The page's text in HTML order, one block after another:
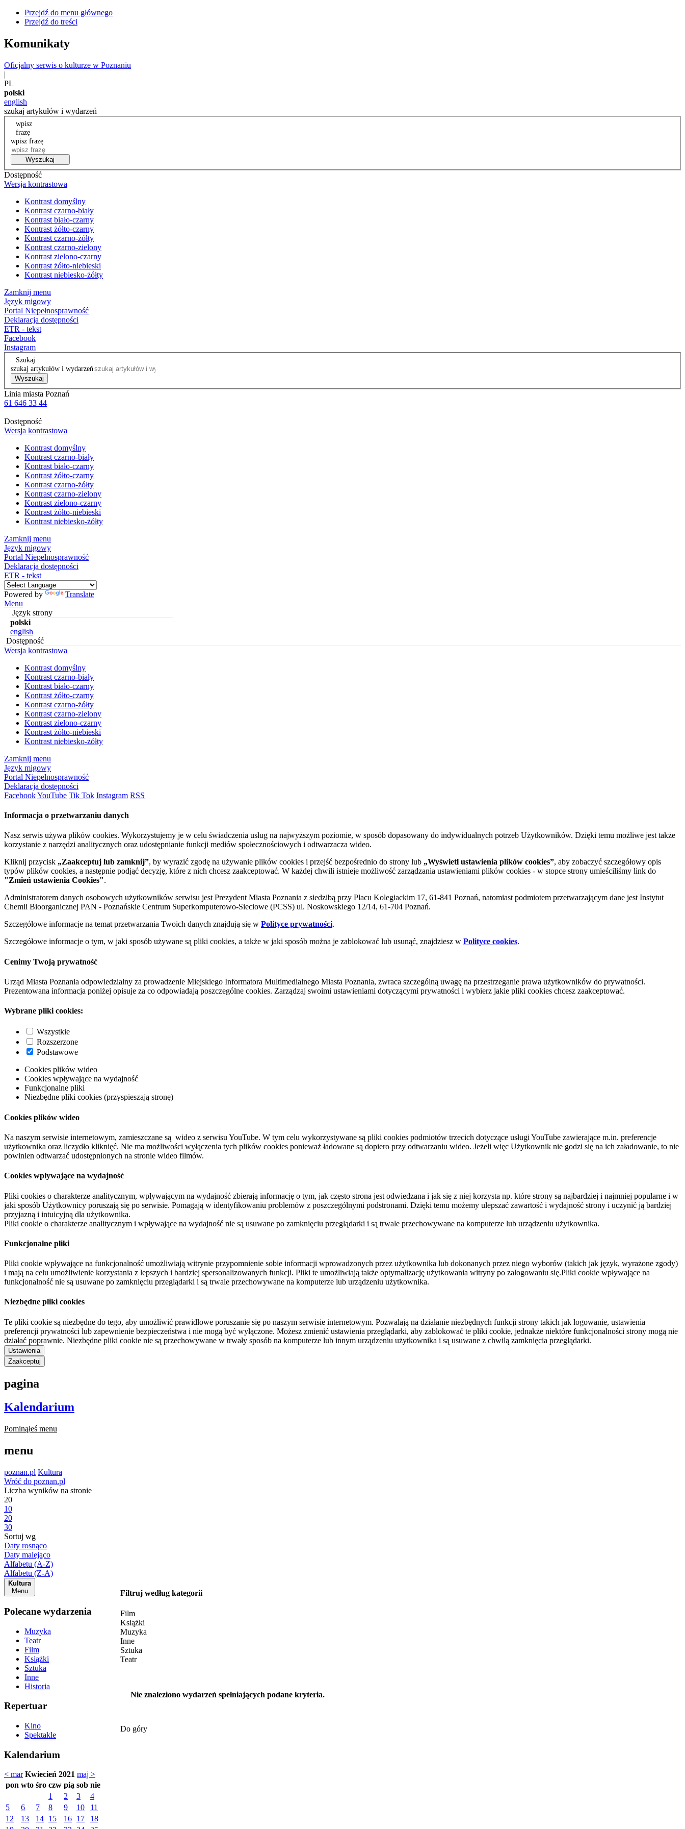
Przejdź do menu głównego
Przejdź do treści
Komunikaty
Oficjalny serwis o kulturze w Poznaniu
|
PL
polski
english
szukaj artykułów i wydarzeń
wpisz
frazę
wpisz frazę
Wyszukaj
Dostępność
Wersja kontrastowa
Kontrast domyślny
Kontrast czarno-biały
Kontrast biało-czarny
Kontrast żółto-czarny
Kontrast czarno-żółty
Kontrast czarno-zielony
Kontrast zielono-czarny
Kontrast żółto-niebieski
Kontrast niebiesko-żółty
Zamknij menu
Język migowy
Portal Niepełnosprawność
Deklaracja dostępności
ETR - tekst
Facebook
Instagram
Szukaj
szukaj artykułów i wydarzeń
Wyszukaj
Linia miasta Poznań
61 646 33 44
Dostępność
Wersja kontrastowa
Kontrast domyślny
Kontrast czarno-biały
Kontrast biało-czarny
Kontrast żółto-czarny
Kontrast czarno-żółty
Kontrast czarno-zielony
Kontrast zielono-czarny
Kontrast żółto-niebieski
Kontrast niebiesko-żółty
Zamknij menu
Język migowy
Portal Niepełnosprawność
Deklaracja dostępności
ETR - tekst
Powered by
Translate
Menu
Język strony
polski
english
Dostępność
Wersja kontrastowa
Kontrast domyślny
Kontrast czarno-biały
Kontrast biało-czarny
Kontrast żółto-czarny
Kontrast czarno-żółty
Kontrast czarno-zielony
Kontrast zielono-czarny
Kontrast żółto-niebieski
Kontrast niebiesko-żółty
Zamknij menu
Język migowy
Portal Niepełnosprawność
Deklaracja dostępności
FacebookYouTube Tik Tok Instagram RSS
Informacja o przetwarzaniu danych
Nasz serwis używa plików cookies. Wykorzystujemy je w celu świadczenia usług na najwyższym poziomie, w sposób dopasowany do indywidualnych potrzeb Użytkowników. Dzięki temu możliwe jest także
korzystanie z narzędzi analitycznych oraz udostępnianie funkcji mediów społecznościowych i odtwarzacza wideo.
Kliknij przycisk „Zaakceptuj lub zamknij”, by wyrazić zgodę na używanie plików cookies i przejść bezpośrednio do strony lub „Wyświetl ustawienia plików cookies”, aby zobaczyć szczegółowy opis
typów plików cookies, a następnie podjąć decyzję, które z nich chcesz zaakceptować. W każdej chwili istnieje możliwość zarządzania ustawieniami plików cookies - w stopce strony umieściliśmy link do
"Zmień ustawienia Cookies".
Administratorem danych osobowych użytkowników serwisu jest Prezydent Miasta Poznania z siedzibą przy Placu Kolegiackim 17, 61-841 Poznań, natomiast podmiotem przetwarzającym dane jest Instytut
Chemii Bioorganicznej PAN - Poznańskie Centrum Superkomputerowo-Sieciowe (PCSS) ul. Noskowskiego 12/14, 61-704 Poznań.
Szczegółowe informacje na temat przetwarzania Twoich danych znajdują się w Polityce prywatności.
Szczegółowe informacje o tym, w jaki sposób używane są pliki cookies, a także w jaki sposób można je zablokować lub usunąć, znajdziesz w Polityce cookies.
Cenimy Twoją prywatność
Urząd Miasta Poznania odpowiedzialny za prowadzenie Miejskiego Informatora Multimedialnego Miasta Poznania, zwraca szczególną uwagę na przestrzeganie prawa użytkowników do prywatności.
Prezentowana informacja poniżej opisuje za co odpowiadają poszczególne cookies. Zarządzaj swoimi ustawieniami dotyczącymi prywatności i wybierz jakie pliki cookies chcesz zaakceptować.
Wybrane pliki cookies:
Wszystkie
Rozszerzone
Podstawowe
Cookies plików wideo
Cookies wpływające na wydajność
Funkcjonalne pliki
Niezbędne pliki cookies (przyspieszają stronę)
Cookies plików wideo
Na naszym serwisie internetowym, zamieszczane są wideo z serwisu YouTube. W tym celu wykorzystywane są pliki cookies podmiotów trzecich dotyczące usługi YouTube zawierające m.in. preferencje
użytkownika oraz liczydło kliknięć. Nie ma możliwości wyłączenia tych plików cookies ponieważ ładowane są dopiero przy odtwarzaniu wideo. Jeżeli więc Użytkownik nie godzi się na ich załadowanie, to nie
powinien odtwarzać udostępnionych na stronie wideo filmów.
Cookies wpływające na wydajność
Pliki cookies o charakterze analitycznym, wpływającym na wydajność zbierają informację o tym, jak często strona jest odwiedzana i jak się z niej korzysta np. które strony są najbardziej i najmniej popularne i w
jaki sposób Użytkownicy poruszają się po serwisie. Pomagają w identyfikowaniu problemów z poszczególnymi podstronami. Dzięki temu możemy ulepszać zawartość i wydajność strony i uczynić ją bardziej
przyjazną i intuicyjną dla użytkownika.
Pliki cookie o charakterze analitycznym i wpływające na wydajność nie są usuwane po zamknięciu przeglądarki i są trwale przechowywane na komputerze lub urządzeniu użytkownika.
Funkcjonalne pliki
Pliki cookie wpływające na funkcjonalność umożliwiają witrynie przypomnienie sobie informacji wprowadzonych przez użytkownika lub dokonanych przez niego wyborów (takich jak język, wyrażone zgody)
i mają na celu umożliwienie korzystania z lepszych i bardziej spersonalizowanych funkcji. Pliki te umożliwiają także optymalizację użytkowania witryny po zalogowaniu się.Pliki cookie wpływające na
funkcjonalność nie są usuwane po zamknięciu przeglądarki i są trwale przechowywane na komputerze lub urządzeniu użytkownika.
Niezbędne pliki cookies
Te pliki cookie są niezbędne do tego, aby umożliwić prawidłowe poruszanie się po naszym serwisie internetowym. Pozwalają na działanie niezbędnych funkcji strony takich jak logowanie, ustawienia
preferencji prywatności lub zapewnienie bezpieczeństwa i nie mogą być wyłączone. Możesz zmienić ustawienia przeglądarki, aby zablokować te pliki cookie, jednakże niektóre funkcjonalności strony mogą nie
działać poprawnie. Niezbędne pliki cookie nie są przechowywane w trwały sposób na komputerze lub innym urządzeniu użytkownika i są usuwane z chwilą zamknięcia przeglądarki.
Ustawienia
Zaakceptuj
pagina
Kalendarium
Pominąłeś menu
menu
poznan.pl Kultura
Wróć do poznan.pl
Liczba wyników na stronie
20
10
20
30
Sortuj wg
Daty rosnąco
Daty malejąco
Alfabetu (A-Z)
Alfabetu (Z-A)
Kultura
Menu
Polecane wydarzenia
Muzyka
Teatr
Film
Książki
Sztuka
Inne
Historia
Repertuar
Kino
Spektakle
Kalendarium
< mar Kwiecień 2021 maj >
pon wto śro czw pią sob nie
1
2 3
4
5
6 7 8 9 10
11
12
13 14 15 16 17
18
Filtruj według kategorii
Film
Książki
Muzyka
Inne
Sztuka
Teatr
Nie znaleziono wydarzeń spełniających podane kryteria.
Do góry